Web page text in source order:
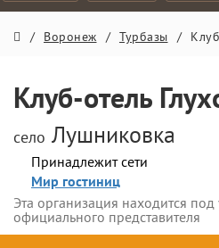
/ Воронеж / Турбазы /
Клуб-отель
село Лушниковка
Принадлежит сети
Мир гостиниц
Эта организация находится
официального представителя